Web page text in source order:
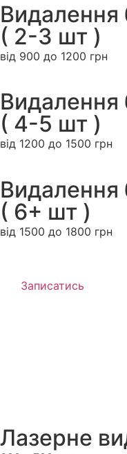
Видалення
( 2-3 шт )
від 900 до 1200 грн
Видалення
( 4-5 шт )
від 1200 до 1500 грн
Видалення
( 6+ шт )
від 1500 до 1800 грн
Записатись
Лазерне